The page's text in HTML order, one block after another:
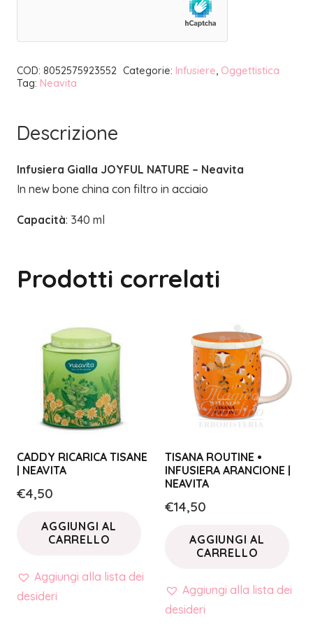
COD: 8052575923552 Categorie: Infusiere, Oggettistica
Tag: Neavita
Descrizione
Infusiera Gialla JOYFUL NATURE – Neavita
In new bone china con filtro in acciaio
Capacità: 340 ml
Prodotti correlati
CADDY RICARICA TISANE
| NEAVITA
€4,50
AGGIUNGI AL
CARRELLO
Aggiungi alla lista dei
desideri
TISANA ROUTINE •
INFUSIERA ARANCIONE |
NEAVITA
€14,50
AGGIUNGI AL
CARRELLO
Aggiungi alla lista dei
desideri